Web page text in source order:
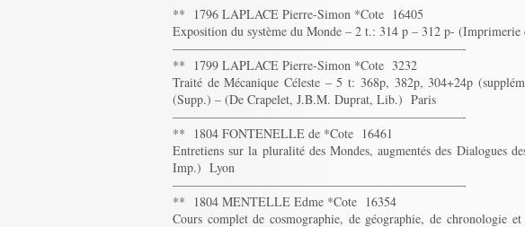
** 1796 LAPLACE Pierre-Simon *Cote 16405
Exposition du système du Monde – 2 t.: 314 p – 312 p-
———————————————————————-
** 1799 LAPLACE Pierre-Simon *Cote 3232
Traité de Mécanique Céleste – 5 t: 368p, 382p, 304+24p
(Supp.) – (De Crapelet, J.B.M. Duprat, Lib.) Paris
———————————————————————-
** 1804 FONTENELLE de *Cote 16461
Entretiens sur la pluralité des Mondes, augmentés des Dialogues
Imp.) Lyon
———————————————————————-
** 1804 MENTELLE Edme *Cote 16354
Cours complet de cosmographie, de géographie, de chronologie